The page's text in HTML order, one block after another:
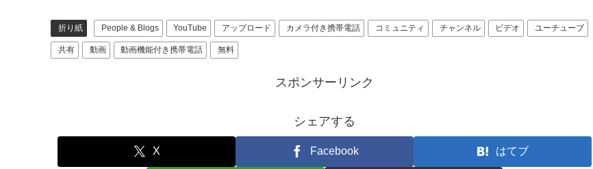
折り紙 People & Blogs YouTube アップロード カメラ付き携帯電話 コミュニティ チャンネル ビデオ ユーチューブ
共有 動画 動画機能付き携帯電話 無料
スポンサーリンク
シェアする
X Facebook はてブ